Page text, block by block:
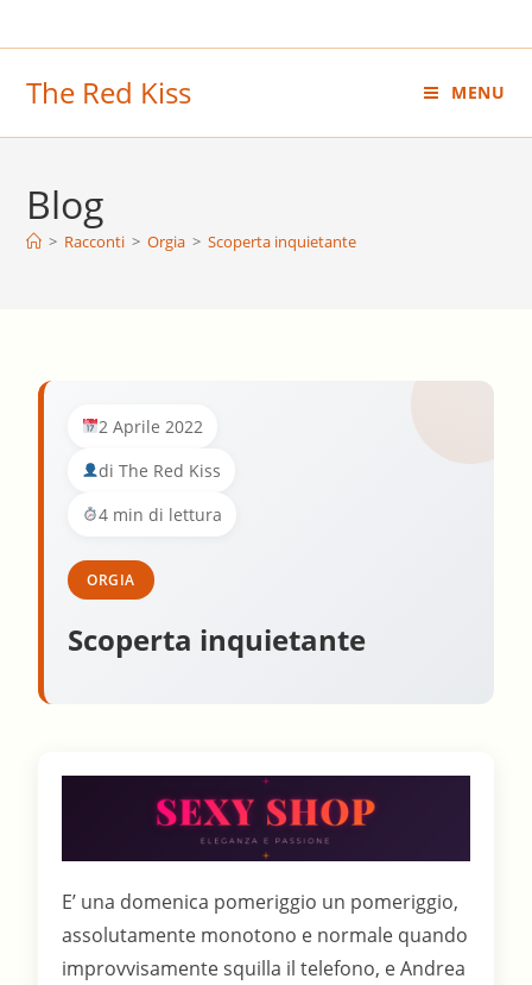
al
The Red Kiss MENU
Blog
> Racconti > Orgia > Scoperta inquietante
2 Aprile 2022
di The Red Kiss
4 min di lettura
ORGIA
Scoperta inquietante
E’ una domenica pomeriggio un pomeriggio,
assolutamente monotono e normale quando
improvvisamente squilla il telefono, e Andrea